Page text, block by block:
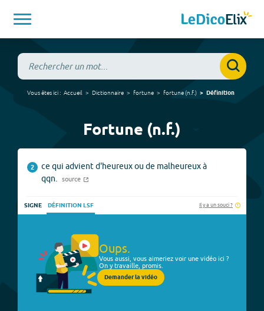
Vous êtes ici : Accueil Dictionnaire fortune fortune(n.f.) Définition
Fortune (n.f.)
2
ce qui advient d'heureux ou de malheureux à
qqn.
source
SIGNE DÉFINITION LSF Il y a un souci ?
Oups.
Vous aussi, vous aimeriez voir une vidéo ici ?
On y travaille, promis.
Demander la vidéo